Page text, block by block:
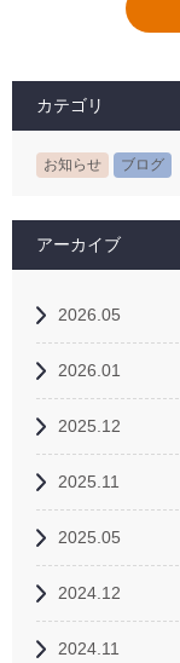
カテゴリ
お知らせ ブログ
アーカイブ
2026.05
2026.01
2025.12
2025.11
2025.05
2024.12
2024.11